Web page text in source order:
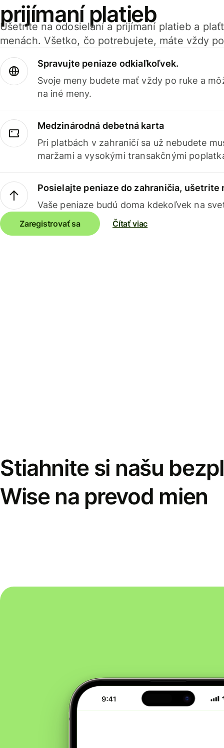
prijímaní platieb
Ušetrite na odosielaní a prijímaní platieb a
menách. Všetko, čo potrebujete, máte vždy
Spravujte peniaze odkiaľkoľvek.
Svoje meny budete mať vždy po ruke a
na iné meny.
Medzinárodná debetná karta
Pri platbách v zahraničí sa už nebudete
maržami a vysokými transakčnými
Posielajte peniaze do zahraničia, ušetrite
Vaše peniaze budú doma kdekoľvek na
Zaregistrovať sa Čítať viac
Stiahnite si našu
Wise na prevod mien